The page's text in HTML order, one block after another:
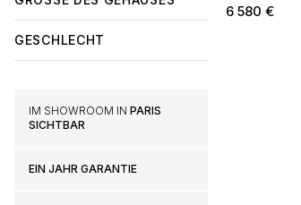
GESCHLECHT
IM SHOWROOM IN PARIS
SICHTBAR
EIN JAHR GARANTIE
6 580 €